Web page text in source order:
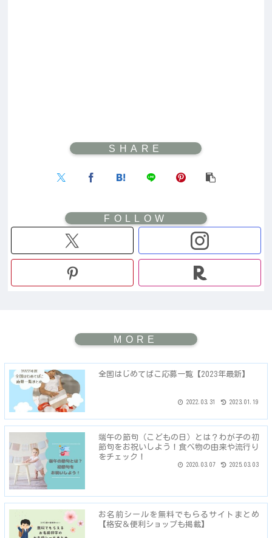
全国はじめてばこ応募一覧【2023年最新】
2022.03.31 2023.01.19
端午の節句（こどもの日）とは？わが子の初
節句をお祝いしよう！食べ物の由来や流行り
をチェック！
2020.03.07 2025.03.03
お名前シールを無料でもらるサイトまとめ
【格安＆便利ショップも掲載】